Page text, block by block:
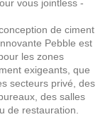
vous jointless -
de ciment
Pebble est
les zones
exigeants, que
secteurs privé, des
des salles
de restauration.